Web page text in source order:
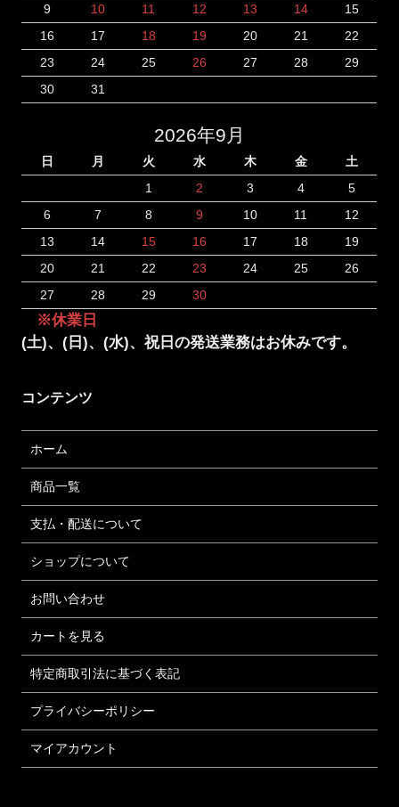
9
10 11 12 13 14
15
16
17 18 19 20 21
22
23
24 25 26 27 28
29
30
31
2026年9月
日 月 火 水 木 金
土
1
2 3 4
5
6
7 8 9 10 11
12
13
14 15 16 17 18
19
20
21 22 23 24 25
26
27
28 29 30
※休業日
(土)、(日)、(水)、祝日の発送業務はお休みです。
コンテンツ
ホーム
商品一覧
支払・配送について
ショップについて
お問い合わせ
カートを見る
特定商取引法に基づく表記
プライバシーポリシー
マイアカウント